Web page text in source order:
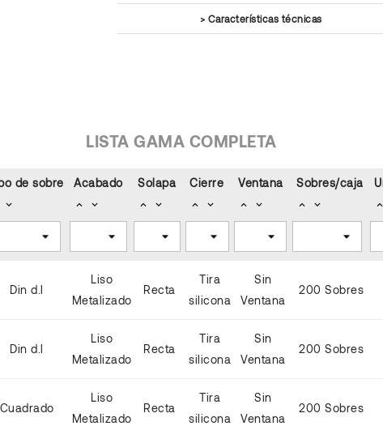
Características técnicas
LISTA GAMA COMPLETA
de sobre
keyboard_arrow_down
Acabado
keyboard_arrow_up keyboard_arrow_down
Solapa
keyboard_arrow_up keyboard_arrow_down
Cierre
keyboard_arrow_up keyboard_arrow_down
Ventana
keyboard_arrow_up keyboard_arrow_down
Sobres/caja
keyboard_arrow_up keyboard_arrow_down keyboard_arrow_up
Din d.l
Liso
Metalizado
Recta
Tira
silicona
Sin
Ventana
200 Sobres
Din d.l
Liso
Metalizado
Recta
Tira
silicona
Sin
Ventana
200 Sobres
Cuadrado
Liso
Metalizado
Recta
Tira
silicona
Sin
Ventana
200 Sobres